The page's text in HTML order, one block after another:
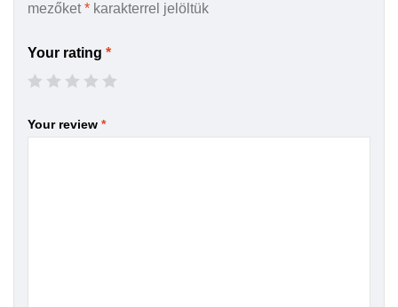
mezőket* karakterrel jelöltük
Your rating *
Your review *